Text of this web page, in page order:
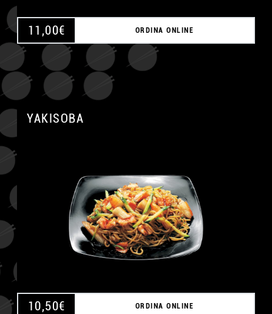
11,00€ ORDINA ONLINE
YAKISOBA
10,50€ ORDINA ONLINE